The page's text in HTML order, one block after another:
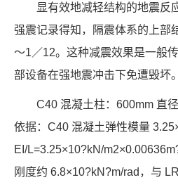
显有效地减轻结构的地震反
强震记录得知，隔震体系的上部
～1／12。这种减震效果是一般
部设备在强地震冲击下免遭毁坏。
C40 混凝土柱：600mm 直
依据：C40 混凝土弹性模量
EI/L=3.25×10?kN/
刚度约 6.8×10?kN?m/rad，与